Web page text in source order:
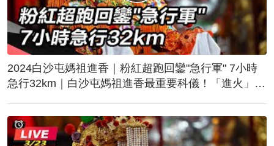
2024白沙屯媽祖進香｜粉紅超跑回鑾"急行軍" 7小時
急行32km｜白沙屯媽祖進香最重要科儀！「進火」儀